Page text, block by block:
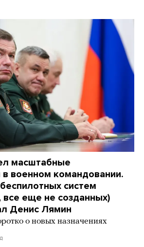
масштабные
в военном командовании.
систем
все еще не созданных)
Денис Лямин
о новых назначениях